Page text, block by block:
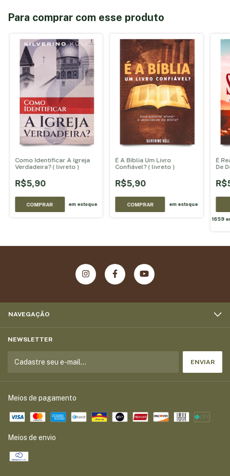
Para comprar com esse produto
Como Identificar A Igreja
Verdadeira? ( livreto )
R$5,90
COMPRAR em estoque
É A Bíblia Um Livro
Confiável? ( livreto )
R$5,90
COMPRAR em estoque
É
De
1659
NAVEGAÇÃO
NEWSLETTER
Meios de pagamento
Meios de envio